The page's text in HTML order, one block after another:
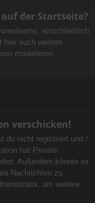
der Startseite?
einschließlich
hier auch weitere
moderieren.
verschicken!
du nicht registriert und /
hat Private
Außerdem könnte es
Nachrichten zu
um weitere